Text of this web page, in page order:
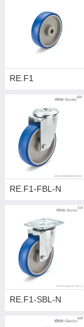
RE.F1
RE.F1-FBL-N
RE.F1-SBL-N